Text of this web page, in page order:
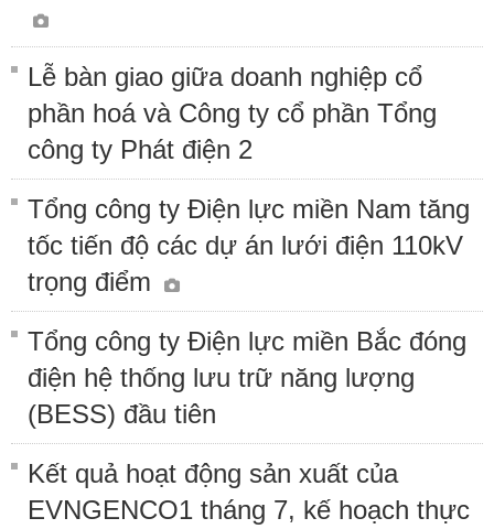
Lễ bàn giao giữa doanh nghiệp cổ
phần hoá và Công ty cổ phần Tổng
công ty Phát điện 2
Tổng công ty Điện lực miền Nam tăng
tốc tiến độ các dự án lưới điện 110kV
trọng điểm
Tổng công ty Điện lực miền Bắc đóng
điện hệ thống lưu trữ năng lượng
(BESS) đầu tiên
Kết quả hoạt động sản xuất của
EVNGENCO1 tháng 7, kế hoạch thực